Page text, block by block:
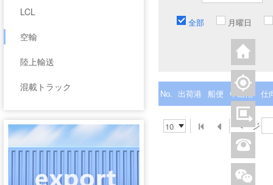
LCL
空輸
陸上輸送
混載トラック
全部 月曜日
No. 出荷港 船便 中継港 仕
ページ